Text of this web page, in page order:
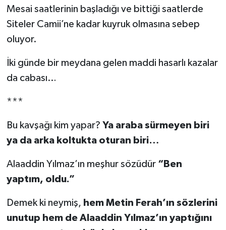
Mesai saatlerinin başladığı ve bittiği saatlerde
Siteler Camii’ne kadar kuyruk olmasına sebep
oluyor.
İki günde bir meydana gelen maddi hasarlı kazalar
da cabası…
***
Bu kavşağı kim yapar? Ya araba sürmeyen biri
ya da arka koltukta oturan biri…
Alaaddin Yılmaz’ın meşhur sözüdür “Ben
yaptım, oldu.”
Demek ki neymiş, hem Metin Ferah’ın sözlerini
unutup hem de Alaaddin Yılmaz’ın yaptığını